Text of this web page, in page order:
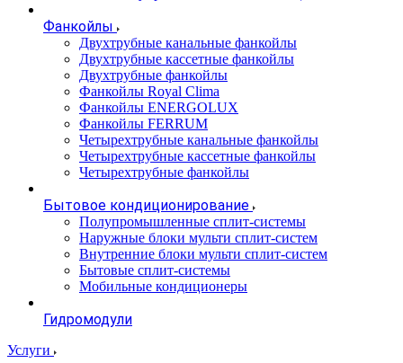
Фанкойлы
Двухтрубные канальные фанкойлы
Двухтрубные кассетные фанкойлы
Двухтрубные фанкойлы
Фанкойлы Royal Clima
Фанкойлы ENERGOLUX
Фанкойлы FERRUM
Четырехтрубные канальные фанкойлы
Четырехтрубные кассетные фанкойлы
Четырехтрубные фанкойлы
Бытовое кондиционирование
Полупромышленные сплит-системы
Наружные блоки мульти сплит-систем
Внутренние блоки мульти сплит-систем
Бытовые сплит-системы
Мобильные кондиционеры
Гидромодули
Услуги